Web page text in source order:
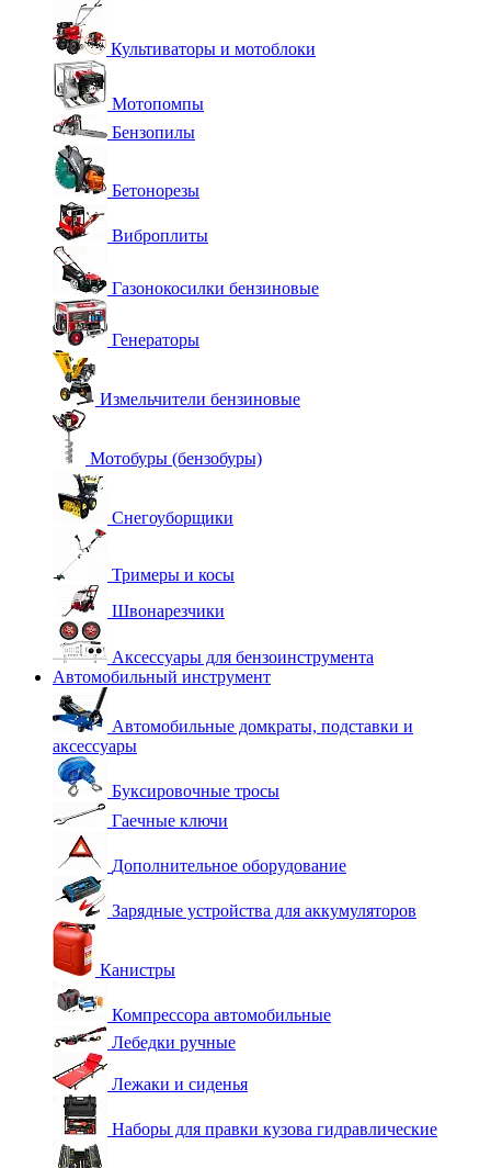
Культиваторы и мотоблоки
Мотопомпы
Бензопилы
Бетонорезы
Виброплиты
Газонокосилки бензиновые
Генераторы
Измельчители бензиновые
Мотобуры (бензобуры)
Снегоуборщики
Тримеры и косы
Швонарезчики
Аксессуары для бензоинструмента
Автомобильный инструмент
Автомобильные домкраты, подставки и
аксессуары
Буксировочные тросы
Гаечные ключи
Дополнительное оборудование
Зарядные устройства для аккумуляторов
Канистры
Компрессора автомобильные
Лебедки ручные
Лежаки и сиденья
Наборы для правки кузова гидравлические